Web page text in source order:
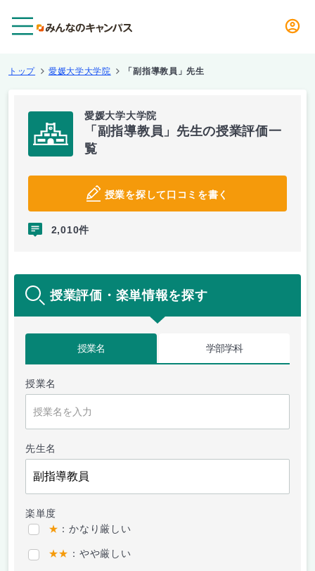
トップ 愛媛大学大学院 「副指導教員」先生
愛媛大学大学院
「副指導教員」先生の授業評価一
覧
授業を探して口コミを書く
2,010件
授業評価・楽単情報を探す
授業名 学部学科
授業名
先生名
楽単度
★ ：かなり厳しい
★★ ：やや厳しい